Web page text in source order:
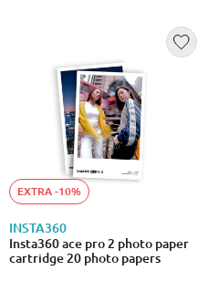
EXTRA -10%
INSTA360
Insta360 ace pro 2 photo paper
cartridge 20 photo papers